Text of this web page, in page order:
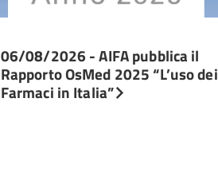
06/08/2026 - AIFA pubblica il
Rapporto OsMed 2025 “L’uso dei
Farmaci in Italia”